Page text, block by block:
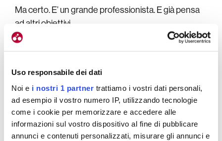
Uso responsabile dei dati
Noi e i nostri 1 partner trattiamo i vostri dati personali,
ad esempio il vostro numero IP, utilizzando tecnologie
come i cookie per memorizzare e accedere alle
informazioni sul vostro dispositivo al fine di pubblicare
annunci e contenuti personalizzati, misurare gli annunci e
Ma certo. E’ un grande professionista. E già pensa
ad altri obiettivi.
Chi è stato l’uomo che ha preso il suo posto?
Non c’è un uomo specifico che ha preso il suo
squadra. Abbiamo lasciato fuori anche altri ragazzi
che andavano forte. E per di più che andavano forte
in salita, come Dunbarper esempio. Le nostre
scelte sono state fatte in base soprattutto a questi